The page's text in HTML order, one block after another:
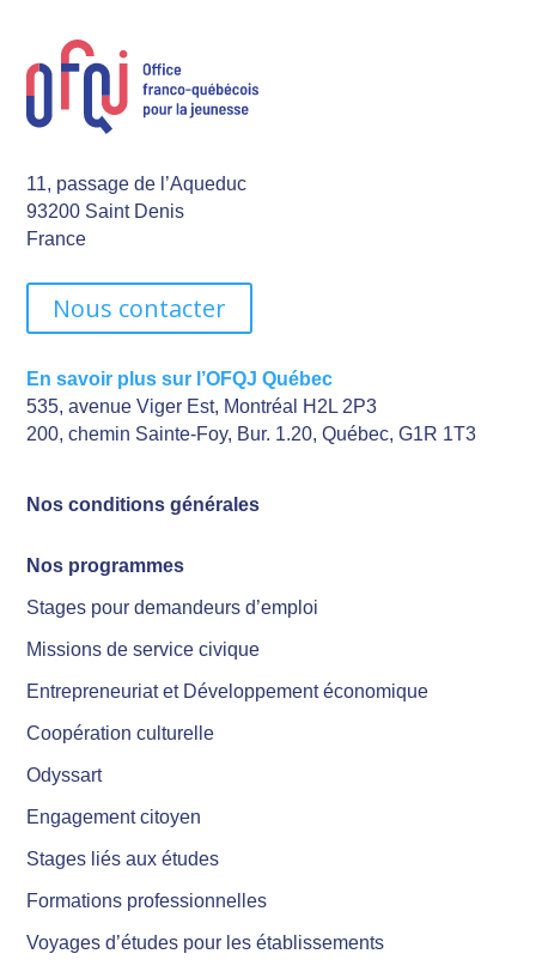
11, passage de l’Aqueduc
93200 Saint Denis
France
Nous contacter
En savoir plus sur l’OFQJ Québec
535, avenue Viger Est, Montréal H2L 2P3
200, chemin Sainte-Foy, Bur. 1.20, Québec, G1R 1T3
Nos conditions générales
Nos programmes
Stages pour demandeurs d’emploi
Missions de service civique
Entrepreneuriat et Développement économique
Coopération culturelle
Odyssart
Engagement citoyen
Stages liés aux études
Formations professionnelles
Voyages d’études pour les établissements